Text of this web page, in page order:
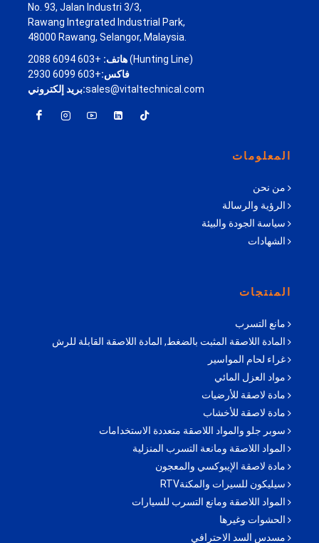
No. 93, Jalan Industri 3/3,
Rawang Integrated Industrial Park,
48000 Rawang, Selangor, Malaysia.
هاتف:+603 6094 2088 (Hunting Line)
فاكس:+603 6099 2930
بريد إلكتروني:sales@vitaltechnical.com
المعلومات
من نحن
الرؤية والرسالة
سياسة الجودة والبيئة
الشهادات
المنتجات
مانع التسرب
المادة اللاصقة المثبت بالضغط, المادة اللاصقة القابلة للرش
غراء لحام المواسير
مواد العزل المائي
مادة لاصقة للأرضيات
مادة لاصقة للأخشاب
سوبر جلو والمواد اللاصقة متعددة الاستخدامات
المواد اللاصقة ومانعة التسرب المنزلية
مادة لاصقة الإيبوكسي والمعجون
سيليكون للسيرات والمكنةRTV
المواد اللاصقة ومانع التسرب للسيارات
الحشوات وغيرها
مسدس السد الاحترافي